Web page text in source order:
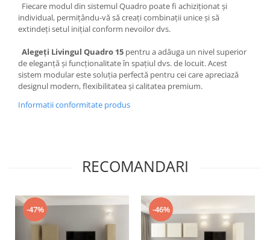
Fiecare modul din sistemul Quadro poate fi achiziționat și
individual, permițându-vă să creați combinații unice și să
extindeți setul inițial conform nevoilor dvs.
Alegeți Livingul Quadro 15 pentru a adăuga un nivel superior
de eleganță și funcționalitate în spațiul dvs. de locuit. Acest
sistem modular este soluția perfectă pentru cei care apreciază
designul modern, flexibilitatea și calitatea premium.
Informatii conformitate produs
RECOMANDARI
-47% -46%